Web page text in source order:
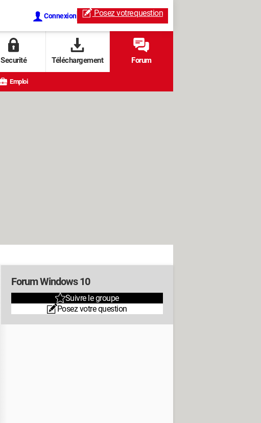
Connexion Posez votrequestion
Securité Téléchargement Forum
Emploi
Forum Windows 10
Suivre le groupe
Posez votre question